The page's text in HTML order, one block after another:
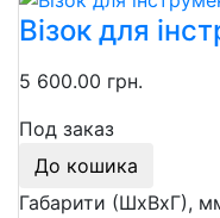
Візок для
5 600.00 грн.
Под заказ
До кошика
Габарити (ШхВхГ),